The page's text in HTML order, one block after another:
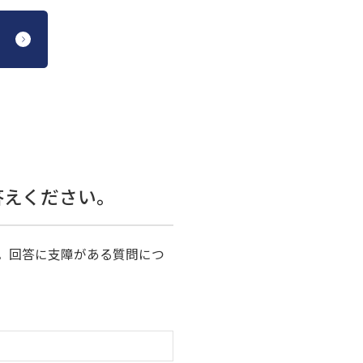
ください。
回答に支障がある質問につ